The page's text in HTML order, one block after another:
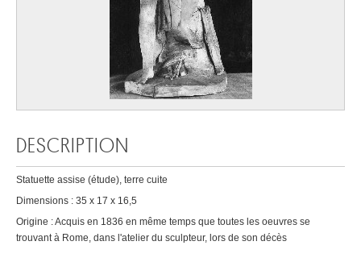
DESCRIPTION
Statuette assise (étude), terre cuite
Dimensions : 35 x 17 x 16,5
Origine : Acquis en 1836 en même temps que toutes les oeuvres se
trouvant à Rome, dans l'atelier du sculpteur, lors de son décès